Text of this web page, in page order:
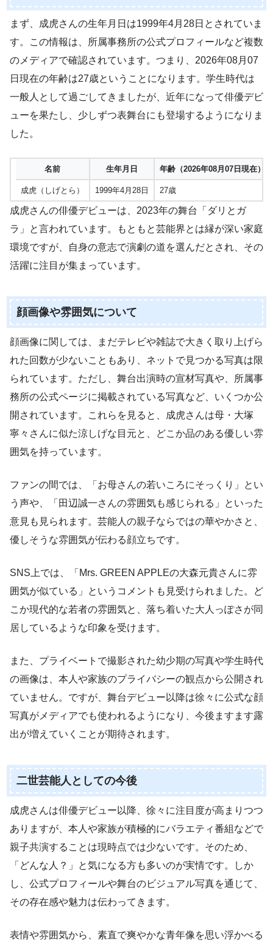
まず、成虎さんの生年月日は1999年4月28日とされていま
す。この情報は、所属事務所の公式プロフィールなど複数
のメディアで確認されています。つまり、2026年08月07
日現在の年齢は27歳ということになります。学生時代は
一般人として過ごしてきましたが、近年になって俳優デビ
ューを果たし、少しずつ表舞台にも登場するようになりま
した。
名前 生年月日 年齢（2026年08月07日現在）
成虎（しげとら） 1999年4月28日 27歳
成虎さんの俳優デビューは、2023年の舞台「ダリとガ
ラ」と言われています。もともと芸能界とは縁が深い家庭
環境ですが、自身の意志で演劇の道を選んだとされ、その
活躍に注目が集まっています。
顔画像や雰囲気について
顔画像に関しては、まだテレビや雑誌で大きく取り上げら
れた回数が少ないこともあり、ネットで見つかる写真は限
られています。ただし、舞台出演時の宣材写真や、所属事
務所の公式ページに掲載されている写真など、いくつか公
開されています。これらを見ると、成虎さんは母・大塚
寧々さんに似た涼しげな目元と、どこか品のある優しい雰
囲気を持っています。
ファンの間では、「お母さんの若いころにそっくり」とい
う声や、「田辺誠一さんの雰囲気も感じられる」といった
意見も見られます。芸能人の親子ならではの華やかさと、
優しそうな雰囲気が伝わる顔立ちです。
SNS上では、「Mrs. GREEN APPLEの大森元貴さんに雰
囲気が似ている」というコメントも見受けられました。ど
こか現代的な若者の雰囲気と、落ち着いた大人っぽさが同
居しているような印象を受けます。
また、プライベートで撮影された幼少期の写真や学生時代
の画像は、本人や家族のプライバシーの観点から公開され
ていません。ですが、舞台デビュー以降は徐々に公式な顔
写真がメディアでも使われるようになり、今後ますます露
出が増えていくことが期待されます。
二世芸能人としての今後
成虎さんは俳優デビュー以降、徐々に注目度が高まりつつ
ありますが、本人や家族が積極的にバラエティ番組などで
親子共演することは現時点では少ないです。そのため、
「どんな人？」と気になる方も多いのが実情です。しか
し、公式プロフィールや舞台のビジュアル写真を通じて、
その存在感や魅力は伝わってきます。
表情や雰囲気から、素直で爽やかな青年像を思い浮かべる